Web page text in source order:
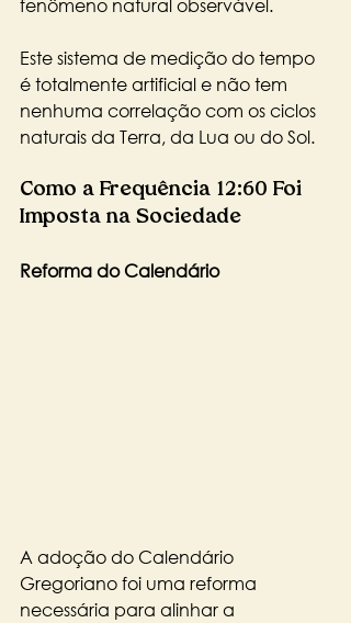
fenômeno natural observável.
Este sistema de medição do tempo
é totalmente artificial e não tem
nenhuma correlação com os ciclos
naturais da Terra, da Lua ou do Sol.
Como a Frequência 12:60 Foi
Imposta na Sociedade
Reforma do Calendário
A adoção do Calendário
Gregoriano foi uma reforma
necessária para alinhar a